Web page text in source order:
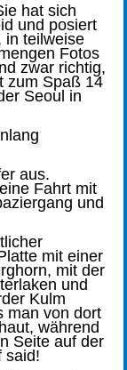
hat sich
und posiert
in teilweise
Fotos
zwar richtig,
zum Spaß 14
Seoul in
aus.
Fahrt mit
und
mit einer
mit der
und
Kulm
man von dort
während
Seite auf der
said!